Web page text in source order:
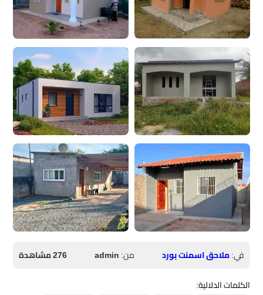
في:ملاحق اسمنت بورد من:admin
276 مشاهدة
الكلمات الدلالية: